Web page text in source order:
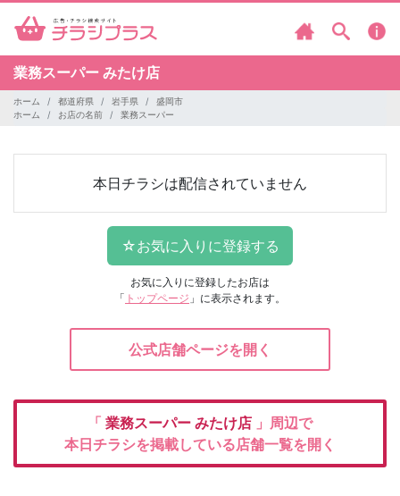
業務スーパー みたけ店
ホーム 都道府県 岩手県
盛岡市
ホーム
お店の名前 業務スーパー
本日チラシは配信されていません
お気に入りに登録したお店は
「 トップページ 」に表示されます。
公式店舗ページを開く
「 業務スーパー みたけ店 」周辺で
本日チラシを掲載している店舗一覧を開く